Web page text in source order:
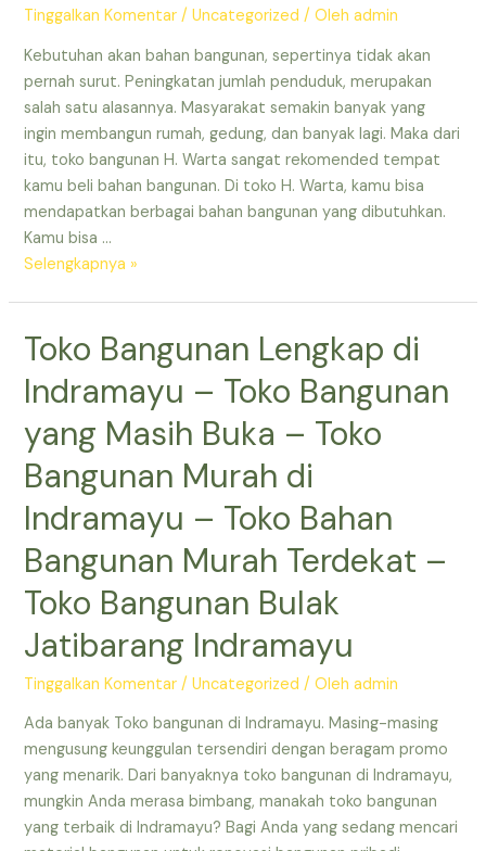
Besi
dan
Bangunan
Lengkap
di
Jatibarang
–
Toko
Besi
dan
Indramayu
Tinggalkan Komentar /Uncategorized / Olehadmin
Kebutuhan akan bahan bangunan, sepertinya tidak akan
pernah surut. Peningkatan jumlah penduduk, merupakan
salah satu alasannya. Masyarakat semakin banyak yang
ingin membangun rumah, gedung, dan banyak lagi. Maka dari
itu, toko bangunan H. Warta sangat rekomended tempat
kamu beli bahan bangunan. Di toko H. Warta, kamu bisa
mendapatkan berbagai bahan bangunan yang dibutuhkan.
Kamu bisa …
Toko
Bangunan
terdekat
Bangunan
Terdekat
Buka
–
Toko
Material
Indramayu
–
Toko
Lengkap
di
Indramayu
–
Toko
Selengkapnya »
Toko Bangunan Lengkap di
Indramayu – Toko Bangunan
yang Masih Buka – Toko
Bangunan Murah di
Indramayu – Toko Bahan
Bangunan Murah Terdekat –
Toko Bangunan Bulak
Jatibarang Indramayu
Tinggalkan Komentar /Uncategorized / Olehadmin
Ada banyak Toko bangunan di Indramayu. Masing-masing
mengusung keunggulan tersendiri dengan beragam promo
yang menarik. Dari banyaknya toko bangunan di Indramayu,
mungkin Anda merasa bimbang, manakah toko bangunan
yang terbaik di Indramayu? Bagi Anda yang sedang mencari